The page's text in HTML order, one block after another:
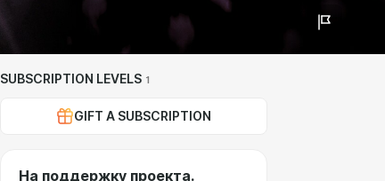
SUBSCRIPTION LEVELS 1
GIFT A SUBSCRIPTION
На поддержку проекта.